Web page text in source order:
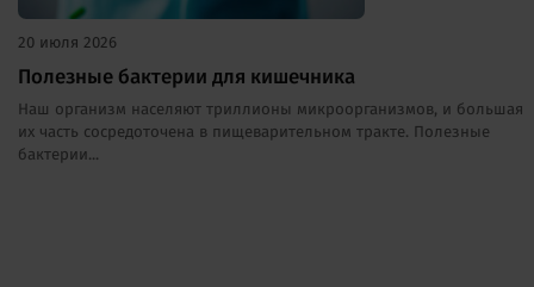
20 июля 2026
Полезные бактерии для кишечника
Наш организм населяют триллионы микроорганизмов, и большая
их часть сосредоточена в пищеварительном тракте. Полезные
бактерии...